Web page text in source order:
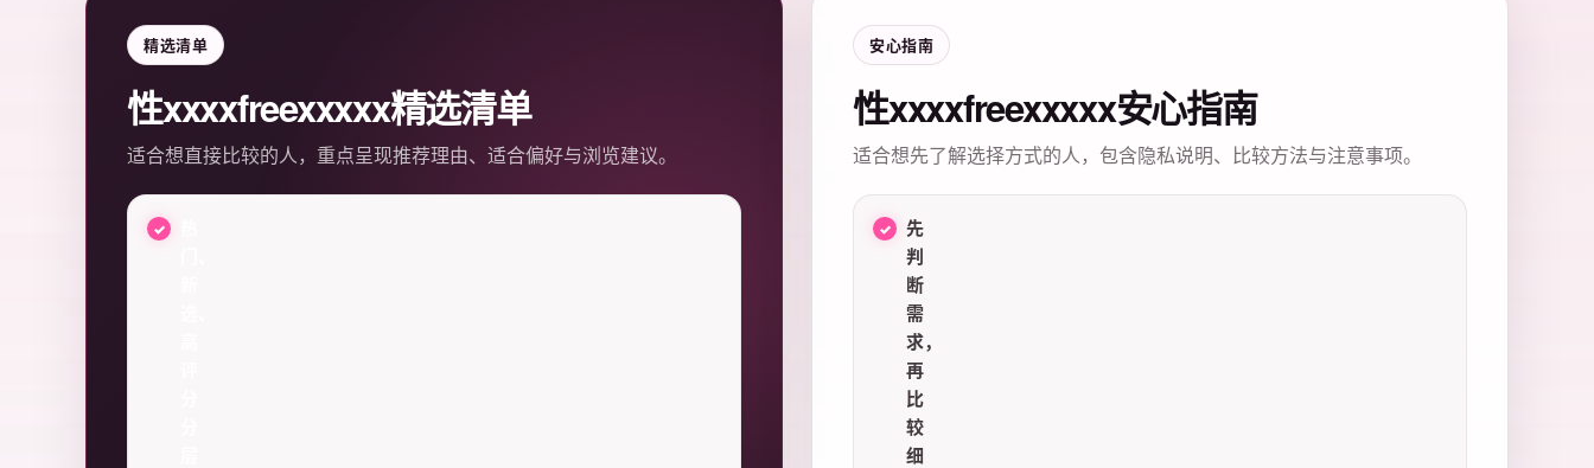
精选清单
性xxxxfreexxxxx精选清单
适合想直接比较的人，重点呈现推荐理由、适合偏好与浏览建议。
安心指南
性xxxxfreexxxxx安心指南
适合想先了解选择方式的人，包含隐私说明、比较方法与注意事项。
先
判
断
需
求，
再
比
较
细